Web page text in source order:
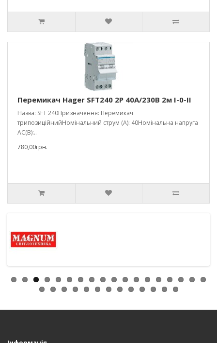
Перемикач Hager SFT240 2P 40А/230В 2м I-0-II
Назва: SFT 240Призначення: Перемикач
трипозиційнийНомінальний струм (A): 40Номінальна напруга
AC(В):..
780,00грн.